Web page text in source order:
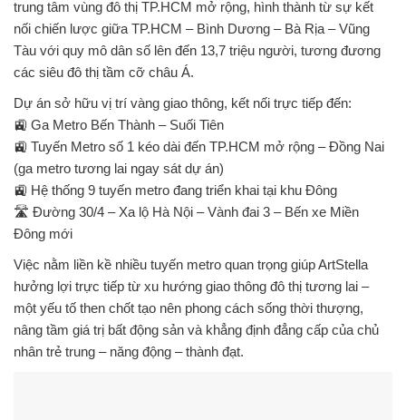
trung tâm vùng đô thị TP.HCM mở rộng, hình thành từ sự kết
nối chiến lược giữa TP.HCM – Bình Dương – Bà Rịa – Vũng
Tàu với quy mô dân số lên đến 13,7 triệu người, tương đương
các siêu đô thị tầm cỡ châu Á.
Dự án sở hữu vị trí vàng giao thông, kết nối trực tiếp đến:
🚉 Ga Metro Bến Thành – Suối Tiên
🚉 Tuyến Metro số 1 kéo dài đến TP.HCM mở rộng – Đồng Nai
(ga metro tương lai ngay sát dự án)
🚉 Hệ thống 9 tuyến metro đang triển khai tại khu Đông
🛣️ Đường 30/4 – Xa lộ Hà Nội – Vành đai 3 – Bến xe Miền
Đông mới
Việc nằm liền kề nhiều tuyến metro quan trọng giúp ArtStella
hưởng lợi trực tiếp từ xu hướng giao thông đô thị tương lai –
một yếu tố then chốt tạo nên phong cách sống thời thượng,
nâng tầm giá trị bất động sản và khẳng định đẳng cấp của chủ
nhân trẻ trung – năng động – thành đạt.